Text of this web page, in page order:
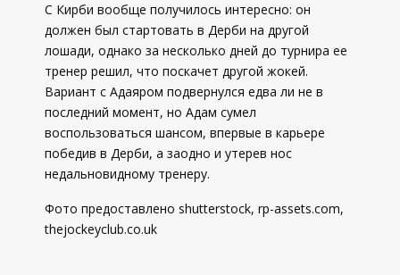
С Кирби вообще получилось интересно: он
должен был стартовать в Дерби на другой
лошади, однако за несколько дней до турнира ее
тренер решил, что поскачет другой жокей.
Вариант с Адаяром подвернулся едва ли не в
последний момент, но Адам сумел
воспользоваться шансом, впервые в карьере
победив в Дерби, а заодно и утерев нос
недальновидному тренеру.
Фото предоставлено shutterstock, rp-assets.com,
thejockeyclub.co.uk